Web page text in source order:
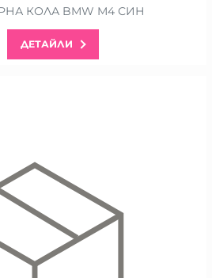
КОЛА BMW M4 СИН
ДЕТАЙЛИ